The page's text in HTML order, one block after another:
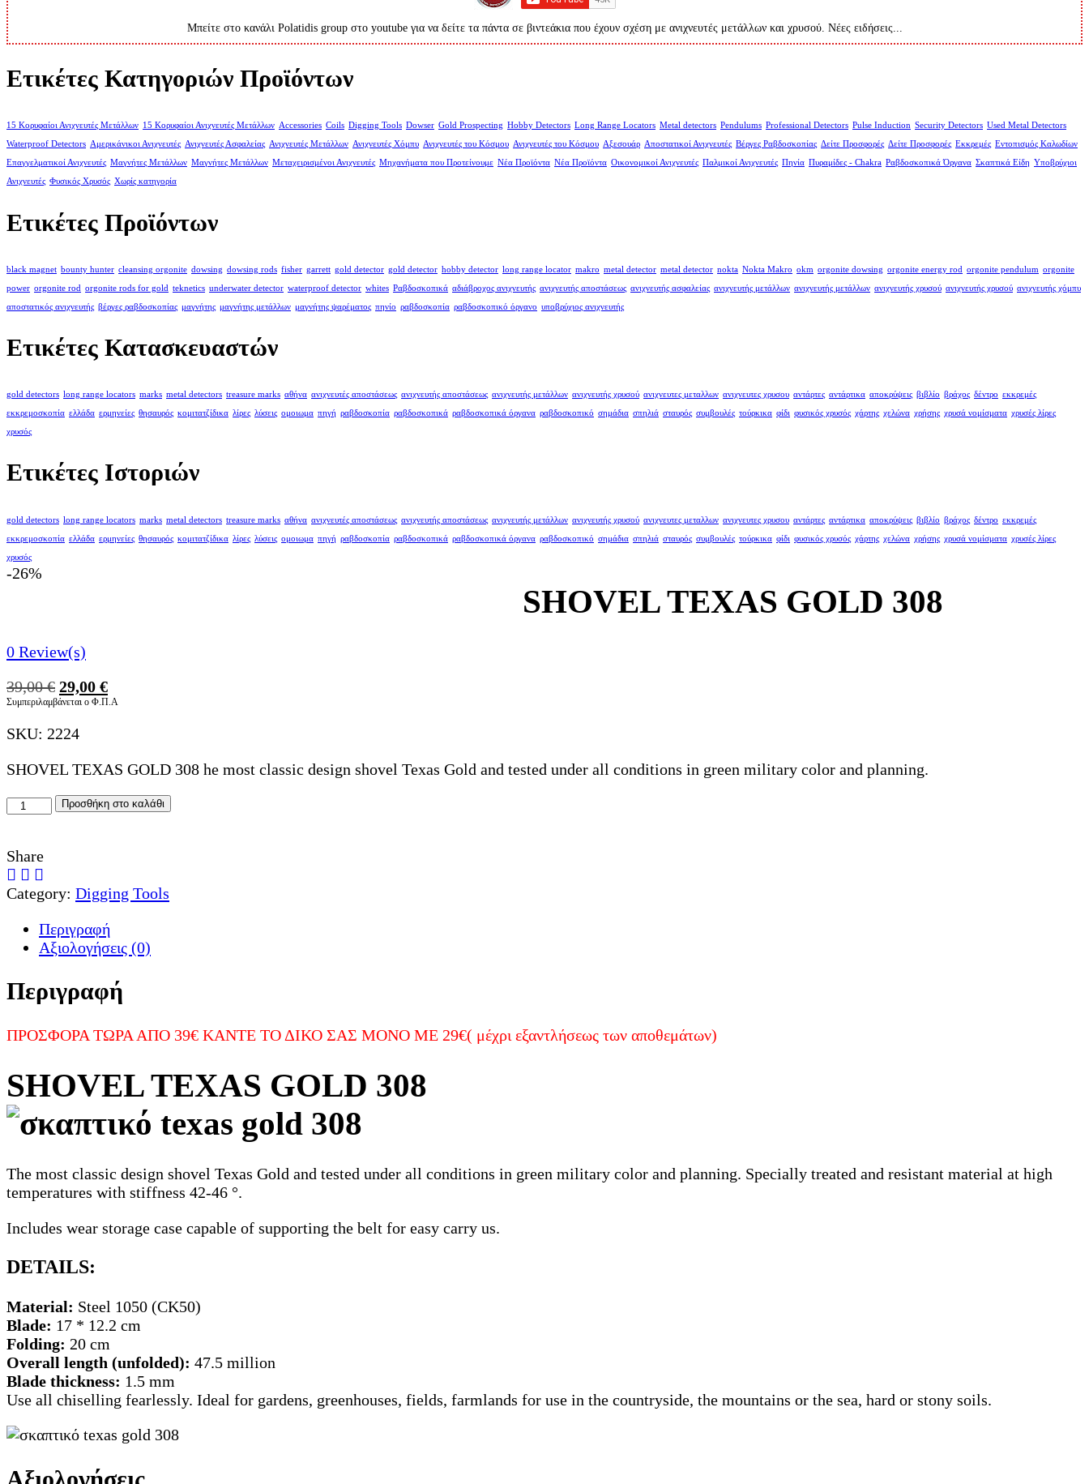
Μπείτε στο κανάλι Polatidis group στο youtube για να δείτε τα πάντα σε βιντεάκια που έχουν σχέση με ανιχνευτές μετάλλων και χρυσού. Νέες ειδήσεις...
Ετικέτες Κατηγοριών Προϊόντων
15 Κορυφαίοι Ανιχνευτές Μετάλλων 15 Κορυφαίοι Ανιχνευτές Μετάλλων Accessories Coils Digging Tools Dowser Gold Prospecting Hobby Detectors Long Range Locators Metal detectors Pendulums Professional Detectors Pulse Induction Security Detectors Used Metal Detectors
Waterproof Detectors Αμερικάνικοι Ανιχνευτές Ανιχνευτές Ασφαλείας Ανιχνευτές Μετάλλων Ανιχνευτές Χόμπυ Ανιχνευτές του Κόσμου Ανιχνευτές του Κόσμου Αξεσουάρ Αποστατικοί Ανιχνευτές Βέργες Ραβδοσκοπίας Δείτε Προσφορές Δείτε Προσφορές Εκκρεμές Εντοπισμός Καλωδίων
Επαγγελματικοί Ανιχνευτές Μαγνήτες Μετάλλων Μαγνήτες Μετάλλων Μεταχειρισμένοι Ανιχνευτές Μηχανήματα που Προτείνουμε Νέα Προϊόντα Νέα Προϊόντα Οικονομικοί Ανιχνευτές Παλμικοί Ανιχνευτές Πηνία Πυραμίδες - Chakra Ραβδοσκοπικά Όργανα Σκαπτικά Είδη Υποβρύχιοι
Ανιχνευτές Φυσικός Χρυσός Χωρίς κατηγορία
Ετικέτες Προϊόντων
black magnet bounty hunter cleansing orgonite dowsing dowsing rods fisher garrett gold detector gold detector hobby detector long range locator makro metal detector metal detector nokta Nokta Makro okm orgonite dowsing orgonite energy rod orgonite pendulum orgonite
power orgonite rod orgonite rods for gold teknetics underwater detector waterproof detector whites Ραβδοσκοπικά αδιάβροχος ανιχνευτής ανιχνευτής αποστάσεως ανιχνευτής ασφαλείας ανιχνευτής μετάλλων ανιχνευτής μετάλλων ανιχνευτής χρυσού ανιχνευτής χρυσού ανιχνευτής χόμπυ
αποστατικός ανιχνευτής βέργες ραβδοσκοπίας μαγνήτης μαγνήτης μετάλλων μαγνήτης ψαρέματος πηνίο ραβδοσκοπία ραβδοσκοπικό όργανο υποβρύχιος ανιχνευτής
Ετικέτες Κατασκευαστών
gold detectors long range locators marks metal detectors treasure marks αθήνα ανιχνευτές αποστάσεως ανιχνευτής αποστάσεως ανιχνευτής μετάλλων ανιχνευτής χρυσού ανιχνευτες μεταλλων ανιχνευτες χρυσου αντάρτες αντάρτικα αποκρύψεις βιβλίο βράχος δέντρο εκκρεμές
εκκρεμοσκοπία ελλάδα ερμηνείες θησαυρός κομιτατζίδικα λίρες λύσεις ομοιωμα πηγή ραβδοσκοπία ραβδοσκοπικά ραβδοσκοπικά όργανα ραβδοσκοπικό σημάδια σπηλιά σταυρός συμβουλές τούρκικα φίδι φυσικός χρυσός χάρτης χελώνα χρήσης χρυσά νομίσματα χρυσές λίρες
χρυσός
Ετικέτες Ιστοριών
gold detectors long range locators marks metal detectors treasure marks αθήνα ανιχνευτές αποστάσεως ανιχνευτής αποστάσεως ανιχνευτής μετάλλων ανιχνευτής χρυσού ανιχνευτες μεταλλων ανιχνευτες χρυσου αντάρτες αντάρτικα αποκρύψεις βιβλίο βράχος δέντρο εκκρεμές
εκκρεμοσκοπία ελλάδα ερμηνείες θησαυρός κομιτατζίδικα λίρες λύσεις ομοιωμα πηγή ραβδοσκοπία ραβδοσκοπικά ραβδοσκοπικά όργανα ραβδοσκοπικό σημάδια σπηλιά σταυρός συμβουλές τούρκικα φίδι φυσικός χρυσός χάρτης χελώνα χρήσης χρυσά νομίσματα χρυσές λίρες
χρυσός
-26%
SHOVEL TEXAS GOLD 308
0 Review(s)
39,00€ Original
price
39,00 €.
29,00 €Η
τρέχουσα
29,00 €.
Συμπεριλαμβάνεται ο Φ.Π.Α
SKU: 2224
SHOVEL TEXAS GOLD 308 he most classic design shovel Texas Gold and tested under all conditions in green military color and planning.
SHOVEL
308
ποσότητα
Προσθήκη στο καλάθι
Share
Category: Digging Tools
Περιγραφή
Αξιολογήσεις (0)
Περιγραφή
ΠΡΟΣΦΟΡΑ ΤΩΡΑ ΑΠΟ 39€ ΚΑΝΤΕ ΤΟ ΔΙΚΟ ΣΑΣ ΜΟΝΟ ΜΕ 29€( μέχρι εξαντλήσεως των αποθεμάτων)
SHOVEL TEXAS GOLD 308
The most classic design shovel Texas Gold and tested under all conditions in green military color and planning. Specially treated and resistant material at high
temperatures with stiffness 42-46 °.
Includes wear storage case capable of supporting the belt for easy carry us.
DETAILS:
Material: Steel 1050 (CK50)
Blade: 17 * 12.2 cm
Folding: 20 cm
Overall length (unfolded): 47.5 million
Blade thickness: 1.5 mm
Use all chiselling fearlessly. Ideal for gardens, greenhouses, fields, farmlands for use in the countryside, the mountains or the sea, hard or stony soils.